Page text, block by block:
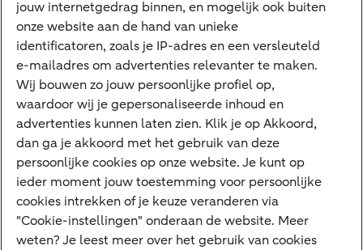
Apple Pay
Google Pay
Veilig bankieren
Meest gezocht
Hypotheek berekenen
E.dentifier
Jaaroverzicht
Rood staan
jouw internetgedrag binnen, en mogelijk ook buiten
onze website aan de hand van unieke
identificatoren, zoals je IP-adres en een versleuteld
e-mailadres om advertenties relevanter te maken.
Wij bouwen zo jouw persoonlijke profiel op,
waardoor wij je gepersonaliseerde inhoud en
advertenties kunnen laten zien. Klik je op Akkoord,
dan ga je akkoord met het gebruik van deze
persoonlijke cookies op onze website. Je kunt op
ieder moment jouw toestemming voor persoonlijke
cookies intrekken of je keuze veranderen via
"Cookie-instellingen" onderaan de website. Meer
weten? Je leest meer over het gebruik van cookies